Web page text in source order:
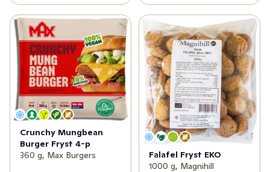
Crunchy Mungbean
Burger Fryst 4-p
360 g, Max Burgers
Falafel Fryst EKO
1000 g, Magnihill